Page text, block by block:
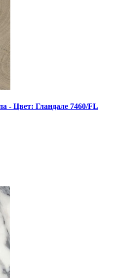
- Цвет: Гландале 7460/FL